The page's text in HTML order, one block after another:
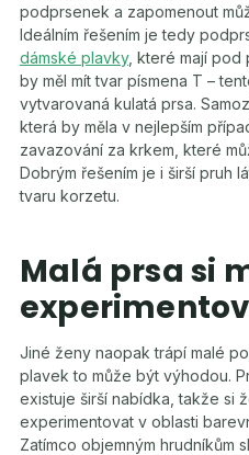
podprsenek a zapomenout
Ideálním řešením je tedy
dámské plavky, které mají pod
by měl mít tvar písmena T –
vytvarovaná kulatá prsa.
která by měla v nejlepším
zavazování za krkem, které
Dobrým řešením je i širší pruh
tvaru korzetu.
Malá prsa si
Jiné ženy naopak trápí malé
plavek to může být výhodou.
existuje širší nabídka, takže si
experimentovat v oblasti
Zatímco objemným hrudníkům